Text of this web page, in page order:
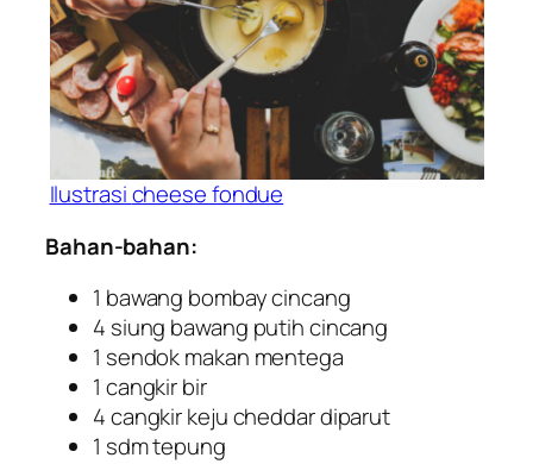
Ilustrasicheese fondue
Bahan-bahan:
1 bawang bombay cincang
4 siung bawang putih cincang
1 sendok makan mentega
1 cangkir bir
4 cangkir kejucheddardiparut
1 sdm tepung